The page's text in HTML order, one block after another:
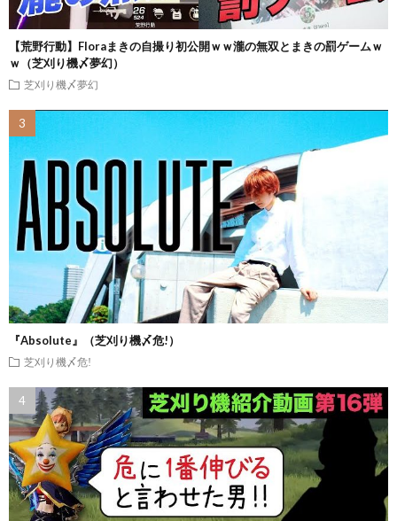
【荒野行動】Floraまきの自撮り初公開ｗｗ瀧の無双とまきの罰ゲームｗ
ｗ（芝刈り機〆夢幻）
芝刈り機〆夢幻
『Absolute』（芝刈り機〆危!）
芝刈り機〆危!